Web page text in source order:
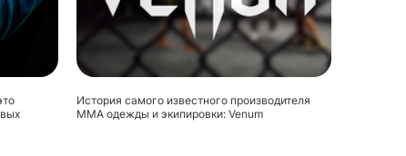
История самого известного производителя
ММА одежды и экипировки: Venum